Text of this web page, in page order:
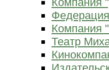
Компания
Театр